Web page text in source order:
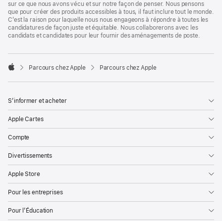
sur ce que nous avons vécu et sur notre façon de penser. Nous pensons
que pour créer des produits accessibles à tous, il faut inclure tout le monde.
C’est la raison pour laquelle nous nous engageons à répondre à toutes les
candidatures de façon juste et équitable. Nous collaborerons avec les
candidats et candidates pour leur fournir des aménagements de poste.

Parcours chez Apple Parcours chez Apple
S’informer et acheter
Apple Cartes
Compte
Divertissements
Apple Store
Pour les entreprises
Pour l’Éducation